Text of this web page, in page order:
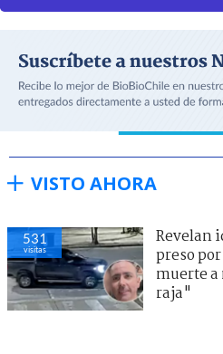
VISTO AHORA
531
visitas
Revelan
preso
muerte
raja"